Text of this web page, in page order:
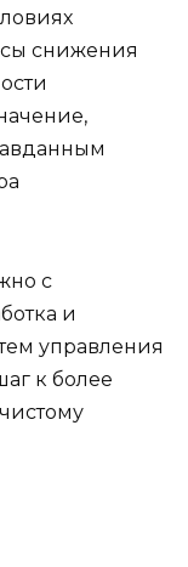
снижения
с
и
управления
к более